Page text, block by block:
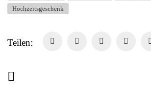
Hochzeitsgeschenk
Teilen: